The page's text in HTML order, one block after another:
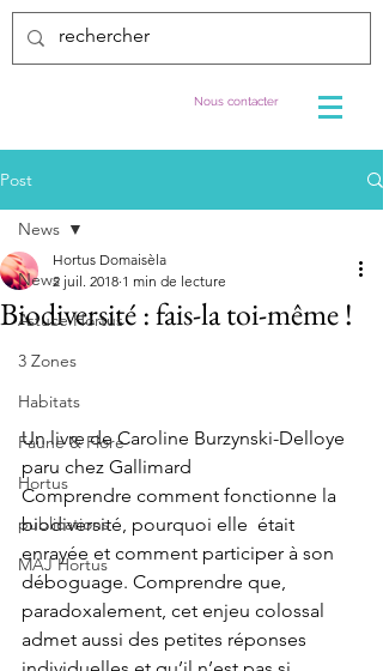
Nous contacter
Post
News
Astuce Hortus
3 Zones
Habitats
Faune & Flore
Hortus
publications
MAJ Hortus
News
Biodiversité : fais-la toi-même !
Hortus Domaisèla
2 juil. 2018 1 min de lecture
Un livre de Caroline Burzynski-Delloye
paru chez Gallimard
Comprendre comment fonctionne la
biodiversité, pourquoi elle  était
enrayée et comment participer à son
déboguage. Comprendre que,
paradoxalement, cet enjeu colossal
admet aussi des petites réponses